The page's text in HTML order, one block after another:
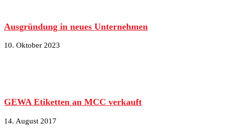
Ausgründung in neues Unternehmen
10. Oktober 2023
GEWA Etiketten an MCC verkauft
14. August 2017